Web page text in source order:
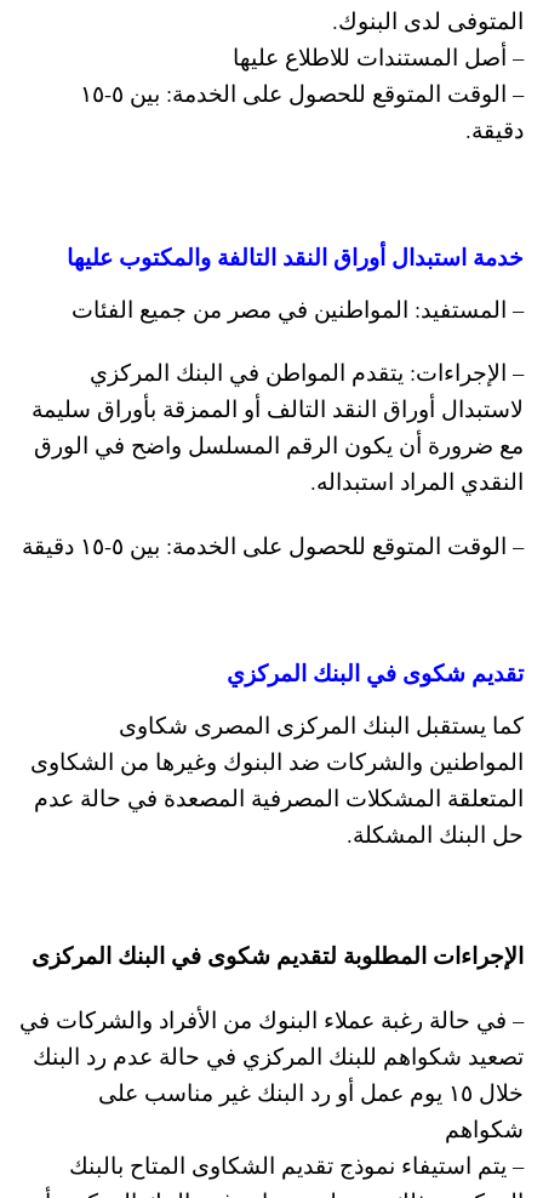
المتوفى لدى البنوك.
– أصل المستندات للاطلاع عليها
– الوقت المتوقع للحصول على الخدمة: بين ٥-١٥
دقيقة.
خدمة استبدال أوراق النقد التالفة والمكتوب عليها
– المستفيد: المواطنين في مصر من جميع الفئات
– الإجراءات: يتقدم المواطن في البنك المركزي
لاستبدال أوراق النقد التالف أو الممزقة بأوراق سليمة
مع ضرورة أن يكون الرقم المسلسل واضح في الورق
النقدي المراد استبداله.
– الوقت المتوقع للحصول على الخدمة: بين ٥-١٥ دقيقة
تقديم شكوى في البنك المركزي
كما يستقبل البنك المركزى المصرى شكاوى
المواطنين والشركات ضد البنوك وغيرها من الشكاوى
المتعلقة المشكلات المصرفية المصعدة في حالة عدم
حل البنك المشكلة.
الإجراءات المطلوبة لتقديم شكوى في البنك المركزى
– في حالة رغبة عملاء البنوك من الأفراد والشركات في
تصعيد شكواهم للبنك المركزي في حالة عدم رد البنك
خلال ١٥ يوم عمل أو رد البنك غير مناسب على
شكواهم
– يتم استيفاء نموذج تقديم الشكاوى المتاح بالبنك